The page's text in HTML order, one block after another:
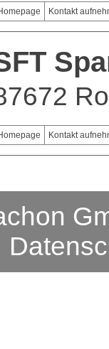
Kontakt
Kontakt